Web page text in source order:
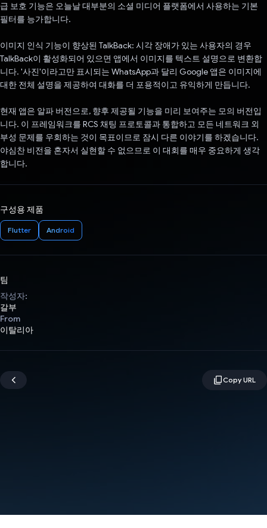
급 보호 기능은 오늘날 대부분의 소셜 미디어 플랫폼에서 사용하는 기본
필터를 능가합니다.
이미지 인식 기능이 향상된 TalkBack: 시각 장애가 있는 사용자의 경우
TalkBack이 활성화되어 있으면 앱에서 이미지를 텍스트 설명으로 변환합
니다. '사진'이라고만 표시되는 WhatsApp과 달리 Google 앱은 이미지에
대한 전체 설명을 제공하여 대화를 더 포용적이고 유익하게 만듭니다.
현재 앱은 알파 버전으로, 향후 제공될 기능을 미리 보여주는 모의 버전입
니다. 이 프레임워크를 RCS 채팅 프로토콜과 통합하고 모든 네트워크 외
부성 문제를 우회하는 것이 목표이므로 잠시 다른 이야기를 하겠습니다.
야심찬 비전을 혼자서 실현할 수 없으므로 이 대회를 매우 중요하게 생각
합니다.
구성용 제품
Flutter Android
팀
작성자:
갈부
From
이탈리아